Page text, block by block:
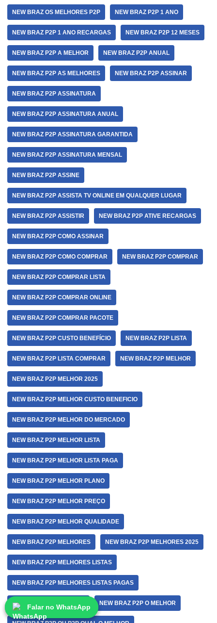
NEW BRAZ OS MELHORES P2P NEW BRAZ P2P 1 ANO
NEW BRAZ P2P 1 ANO RECARGAS NEW BRAZ P2P 12 MESES
NEW BRAZ P2P A MELHOR NEW BRAZ P2P ANUAL
NEW BRAZ P2P AS MELHORES NEW BRAZ P2P ASSINAR
NEW BRAZ P2P ASSINATURA
NEW BRAZ P2P ASSINATURA ANUAL
NEW BRAZ P2P ASSINATURA GARANTIDA
NEW BRAZ P2P ASSINATURA MENSAL
NEW BRAZ P2P ASSINE
NEW BRAZ P2P ASSISTA TV ONLINE EM QUALQUER LUGAR
NEW BRAZ P2P ASSISTIR NEW BRAZ P2P ATIVE RECARGAS
NEW BRAZ P2P COMO ASSINAR
NEW BRAZ P2P COMO COMPRAR NEW BRAZ P2P COMPRAR
NEW BRAZ P2P COMPRAR LISTA
NEW BRAZ P2P COMPRAR ONLINE
NEW BRAZ P2P COMPRAR PACOTE
NEW BRAZ P2P CUSTO BENEFÍCIO NEW BRAZ P2P LISTA
NEW BRAZ P2P LISTA COMPRAR NEW BRAZ P2P MELHOR
NEW BRAZ P2P MELHOR 2025
NEW BRAZ P2P MELHOR CUSTO BENEFICIO
NEW BRAZ P2P MELHOR DO MERCADO
NEW BRAZ P2P MELHOR LISTA
NEW BRAZ P2P MELHOR LISTA PAGA
NEW BRAZ P2P MELHOR PLANO
NEW BRAZ P2P MELHOR PREÇO
NEW BRAZ P2P MELHOR QUALIDADE
NEW BRAZ P2P MELHORES NEW BRAZ P2P MELHORES 2025
NEW BRAZ P2P MELHORES LISTAS
NEW BRAZ P2P MELHORES LISTAS PAGAS
NEW BRAZ P2P MUNDIAL NEW BRAZ P2P O MELHOR
Falar no WhatsApp
Falar no WhatsApp